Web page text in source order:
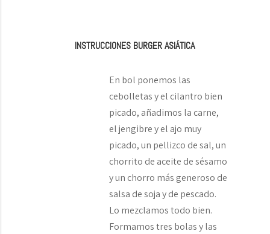
INSTRUCCIONES BURGER ASIÁTICA
En bol ponemos las
cebolletas y el cilantro bien
picado, añadimos la carne,
el jengibre y el ajo muy
picado, un pellizco de sal, un
chorrito de aceite de sésamo
y un chorro más generoso de
salsa de soja y de pescado.
Lo mezclamos todo bien.
Formamos tres bolas y las